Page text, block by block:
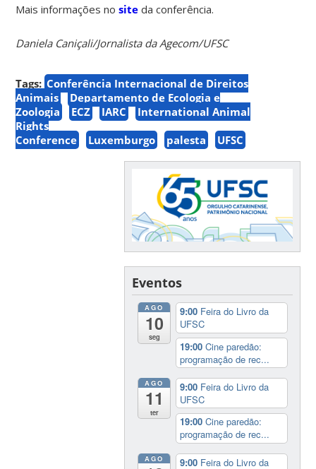
Mais informações nosite da conferência.
Daniela Caniçali/Jornalista da Agecom/UFSC
Tags: Conferência Internacional de Direitos
Animais
Departamento de Ecologia e
Zoologia
ECZ IARC
International Animal
Rights
Conference
Luxemburgo palesta UFSC
Eventos
AGO
10
seg
9:00 Feira do Livro da
UFSC
19:00Cine paredão:
programação de rec...
AGO
11
ter
9:00 Feira do Livro da
UFSC
19:00Cine paredão:
programação de rec...
AGO 9:00 Feira do Livro da